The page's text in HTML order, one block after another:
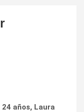
24 años, Laura